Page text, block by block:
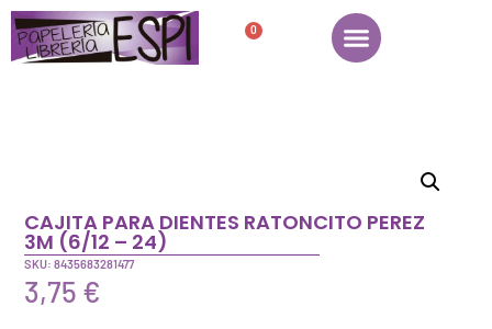
0
CAJITA PARA DIENTES RATONCITO PEREZ
3M (6/12 – 24)
SKU: 8435683281477
3,75 €